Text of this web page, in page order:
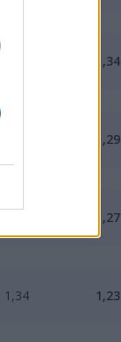
1,34
1,29
1,27
1,34 1,23